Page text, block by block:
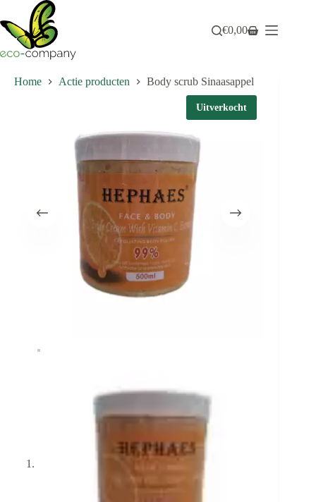
naar
de
inhoud
Winkelwagen
€0,00
Home Actie producten Body scrub Sinaasappel
Uitverkocht